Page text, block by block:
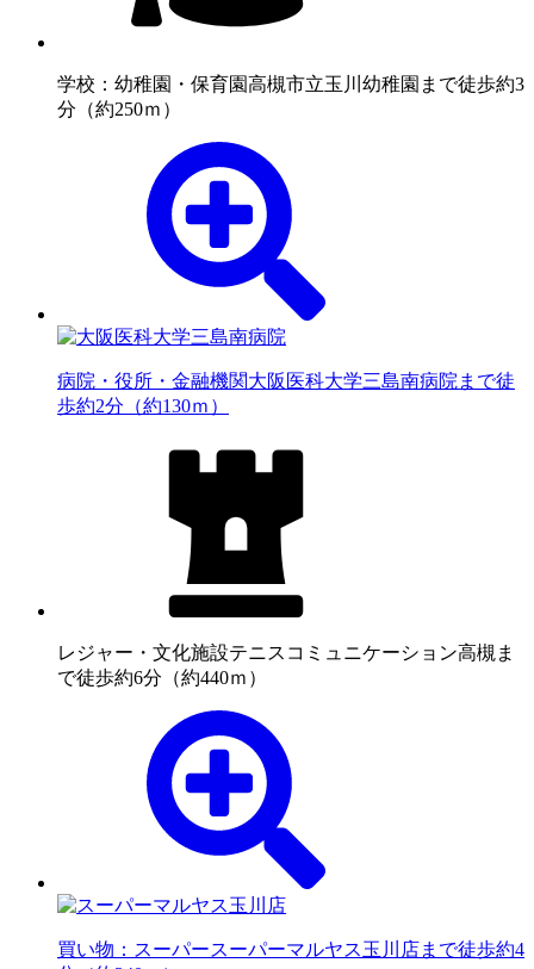
学校：幼稚園・保育園高槻市立玉川幼稚園まで徒歩約3
分（約250ｍ）
病院・役所・金融機関大阪医科大学三島南病院まで徒
歩約2分（約130ｍ）
レジャー・文化施設テニスコミュニケーション高槻ま
で徒歩約6分（約440ｍ）
買い物：スーパースーパーマルヤス玉川店まで徒歩約4